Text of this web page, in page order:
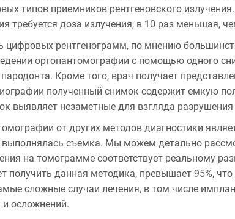
типов приемников рентгеновского
требуется доза излучения, в 10 раз мень­шая,
цифровых рентге­нограмм, по мнению
ортопантомографии с помощью одного
Кроме того, врач получает
полученный снимок содержит емкую
выявляет незаметные для взгляда
от других методов диагностики
выполнялась съемка. Мы можем детально
на томограмме соответствует реальному
получить данная методика, превышает 95%,
сложные случаи лечения, в том числе
и осложнений.